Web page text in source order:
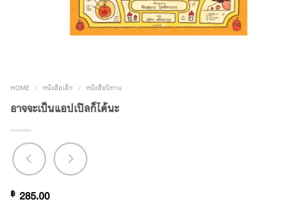
HOME / หนังสือเด็ก / หนังสือนิทาน
อาจจะเป็นแอปเปิลก็ได้นะ
฿ 285.00